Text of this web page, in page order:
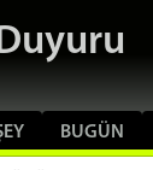
BUGÜN